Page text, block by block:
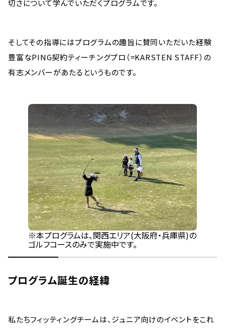
切さについて学んでいただくプログラムです。
そしてその指導にはプログラムの趣旨に賛同いただいた経験
豊富なPING契約ティーチングプロ（=KARSTEN STAFF）の
有志メンバーがあたるというものです。
※本プログラムは、関西エリア(大阪府・兵庫県)の
ゴルフコースのみで実施中です。
プログラム誕生の経緯
私たちフィッティングチームは、ジュニア向けのイベントをこれ